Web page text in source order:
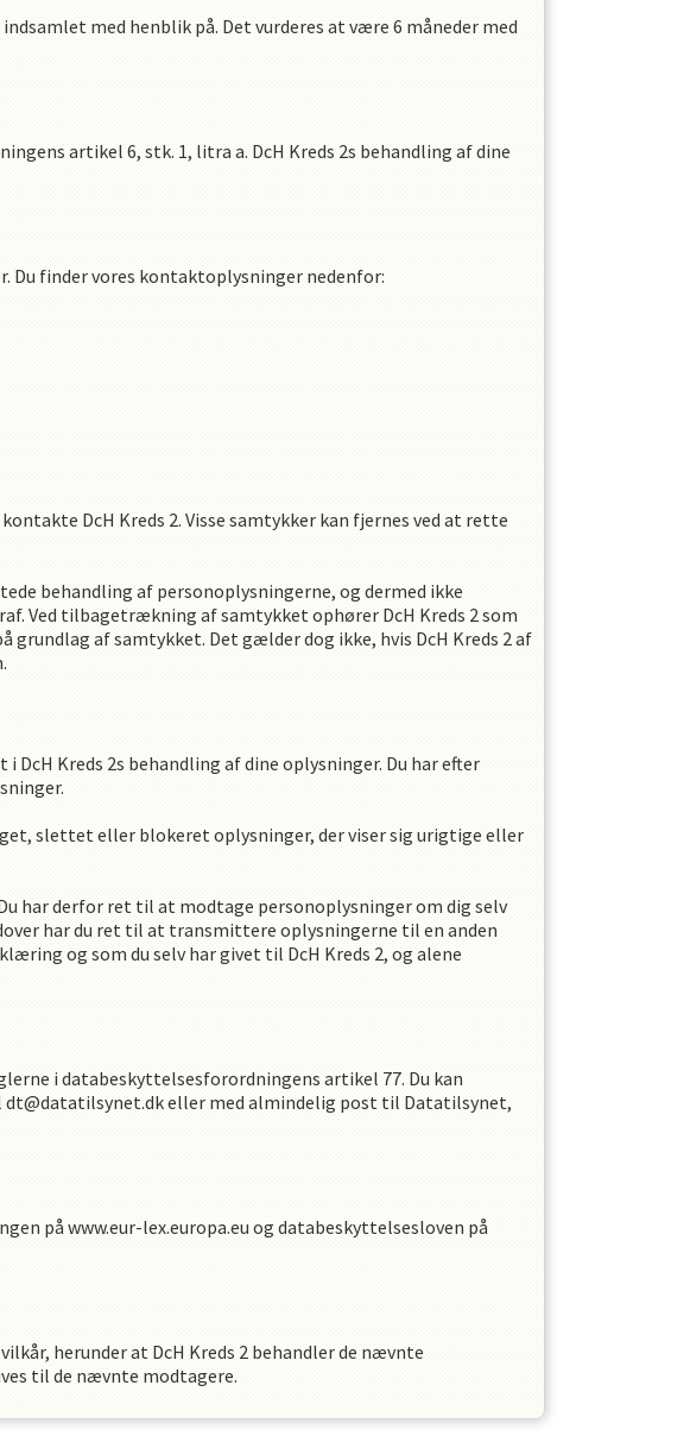
med henblik på. Det vurderes at være 6 måneder med
artikel 6, stk. 1, litra a. DcH Kreds 2s behandling af dine
Du finder vores kontaktoplysninger nedenfor:
kontakte DcH Kreds 2. Visse samtykker kan fjernes ved at rette
behandling af personoplysningerne, og dermed ikke
Ved tilbagetrækning af samtykket ophører DcH Kreds 2som
grundlag af samtykket. Det gælder dog ikke, hvis DcH Kreds 2af
i DcH Kreds 2s behandling af dine oplysninger. Du har efter
slettet eller blokeret oplysninger, der viser sig urigtige eller
har derfor ret til at modtage personoplysninger om dig selv
har du ret til at transmittere oplysningerne til en anden
og som du selv har givet til DcH Kreds 2, og alene
i databeskyttelsesforordningens artikel 77. Du kan
eller med almindelig post til Datatilsynet,
på www.eur-lex.europa.eu og databeskyttelsesloven på
herunder at DcH Kreds 2 behandler de nævnte
til de nævnte modtagere.